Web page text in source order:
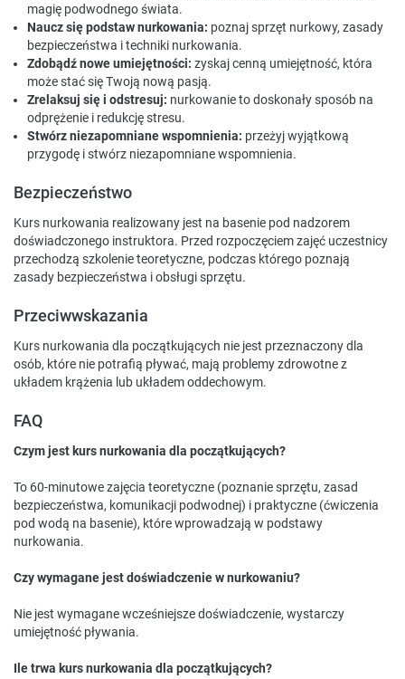
magię podwodnego świata.
Naucz się podstaw nurkowania: poznaj sprzęt nurkowy, zasady
bezpieczeństwa i techniki nurkowania.
Zdobądź nowe umiejętności: zyskaj cenną umiejętność, która
może stać się Twoją nową pasją.
Zrelaksuj się i odstresuj: nurkowanie to doskonały sposób na
odprężenie i redukcję stresu.
Stwórz niezapomniane wspomnienia: przeżyj wyjątkową
przygodę i stwórz niezapomniane wspomnienia.
Bezpieczeństwo
Kurs nurkowania realizowany jest na basenie pod nadzorem
doświadczonego instruktora. Przed rozpoczęciem zajęć uczestnicy
przechodzą szkolenie teoretyczne, podczas którego poznają
zasady bezpieczeństwa i obsługi sprzętu.
Przeciwwskazania
Kurs nurkowania dla początkujących nie jest przeznaczony dla
osób, które nie potrafią pływać, mają problemy zdrowotne z
układem krążenia lub układem oddechowym.
FAQ
Czym jest kurs nurkowania dla początkujących?
To 60-minutowe zajęcia teoretyczne (poznanie sprzętu, zasad
bezpieczeństwa, komunikacji podwodnej) i praktyczne (ćwiczenia
pod wodą na basenie), które wprowadzają w podstawy
nurkowania.
Czy wymagane jest doświadczenie w nurkowaniu?
Nie jest wymagane wcześniejsze doświadczenie, wystarczy
umiejętność pływania.
Ile trwa kurs nurkowania dla początkujących?